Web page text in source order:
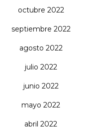
octubre 2022
septiembre 2022
agosto 2022
julio 2022
junio 2022
mayo 2022
abril 2022